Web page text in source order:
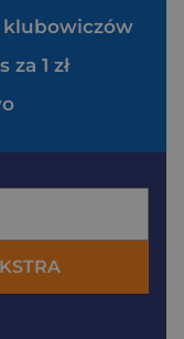
klubowiczów
1 zł